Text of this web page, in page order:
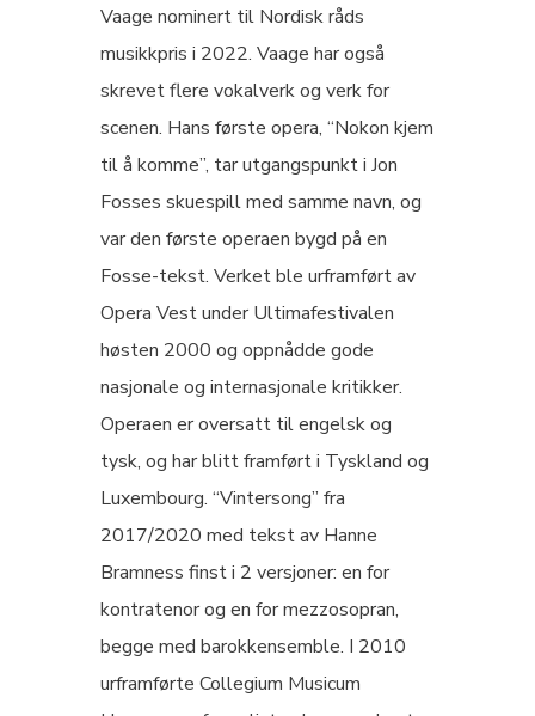
Vaage nominert til Nordisk råds
musikkpris i 2022. Vaage har også
skrevet flere vokalverk og verk for
scenen. Hans første opera, “Nokon kjem
til å komme”, tar utgangspunkt i Jon
Fosses skuespill med samme navn, og
var den første operaen bygd på en
Fosse-tekst. Verket ble urframført av
Opera Vest under Ultimafestivalen
høsten 2000 og oppnådde gode
nasjonale og internasjonale kritikker.
Operaen er oversatt til engelsk og
tysk, og har blitt framført i Tyskland og
Luxembourg. “Vintersong” fra
2017/2020 med tekst av Hanne
Bramness finst i 2 versjoner: en for
kontratenor og en for mezzosopran,
begge med barokkensemble. I 2010
urframførte Collegium Musicum